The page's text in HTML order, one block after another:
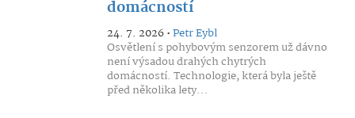
domácností
24. 7. 2026 •Petr Eybl
Osvětlení s pohybovým senzorem už dávno
není výsadou drahých chytrých
domácností. Technologie, která byla ještě
před několika lety...